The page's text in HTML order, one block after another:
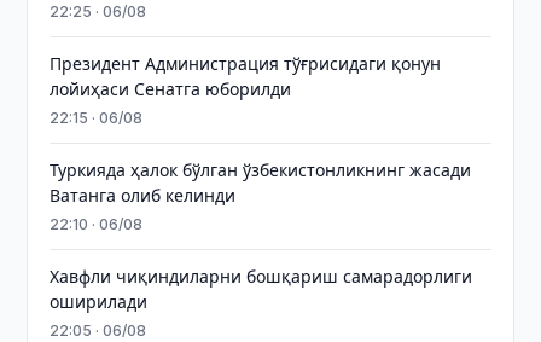
22:25 · 06/08
Президент Администрация тўғрисидаги қонун
лойиҳаси Сенатга юборилди
22:15 · 06/08
Туркияда ҳалок бўлган ўзбекистонликнинг жасади
Ватанга олиб келинди
22:10 · 06/08
Хавфли чиқиндиларни бошқариш самарадорлиги
оширилади
22:05 · 06/08